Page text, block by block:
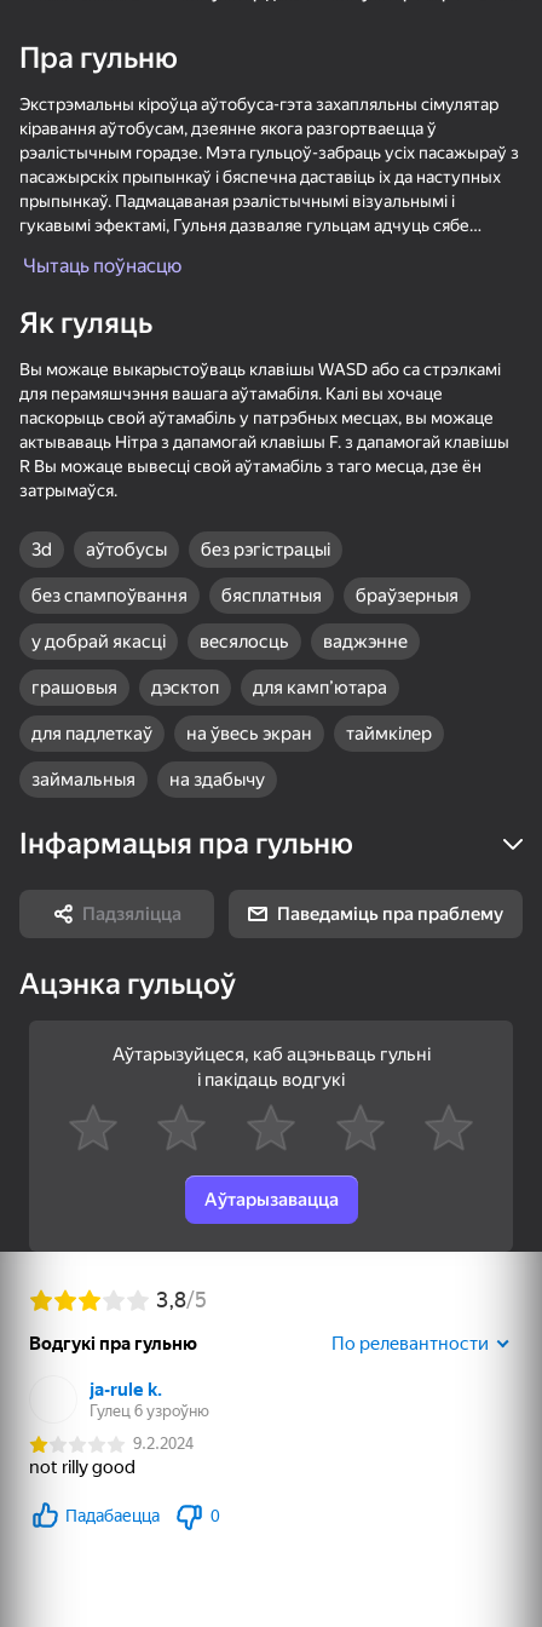
76
Пасьянс «Косынка»
88
89
ТапТап Стрелка
77
76
99 18+
Gamer's Mod
75
Судоку Гуру -
классический судоку
77
Match Arena - Три в
Ряд!
81
Соедините фрукты:
Физическое
84
Три в ряд: Вокруг
света
Маджонг Бласт
Болты и гайки:
79
Слова из слов
81
Разбери Кубик
72
66
84
Пра гульню
Экстрэмальны кіроўца аўтобуса-гэта захапляльны сімулятар
кіравання аўтобусам, дзеянне якога разгортваецца ў
рэалістычным горадзе. Мэта гульцоў-забраць усіх пасажыраў з
пасажырскіх прыпынкаў і бяспечна даставіць іх да наступных
прыпынкаў. Падмацаваная рэалістычнымі візуальнымі і
гукавымі эфектамі, Гульня дазваляе гульцам адчуць сябе
задавальненне ад кіравання.
Чытаць поўнасцю
Як гуляць
Вы можаце выкарыстоўваць клавішы WASD або са стрэлкамі
для перамяшчэння вашага аўтамабіля. Калі вы хочаце
паскорыць свой аўтамабіль у патрэбных месцах, вы можаце
актываваць Нітра з дапамогай клавішы F. з дапамогай клавішы
R Вы можаце вывесці свой аўтамабіль з таго месца, дзе ён
затрымаўся.
3d аўтобусы без рэгістрацыі
без спампоўвання бясплатныя браўзерныя
у добрай якасці весялосць ваджэнне
грашовыя дэсктоп для камп’ютара
для падлеткаў на ўвесь экран таймкілер
займальныя на здабычу
Інфармацыя пра гульню
Падзяліцца Паведаміць пра праблему
Ацэнка гульцоў
Аўтарызуйцеся, каб ацэньваць гульні
і пакідаць водгукі
Аўтарызавацца